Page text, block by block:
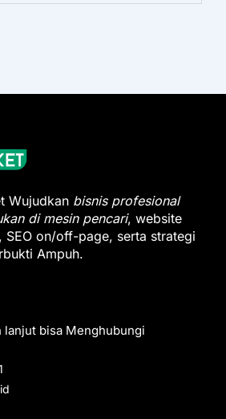
Wujudkan bisnis profesional
di mesin pencari, website
SEO on/off-page, serta strategi
Ampuh.
bisa Menghubungi